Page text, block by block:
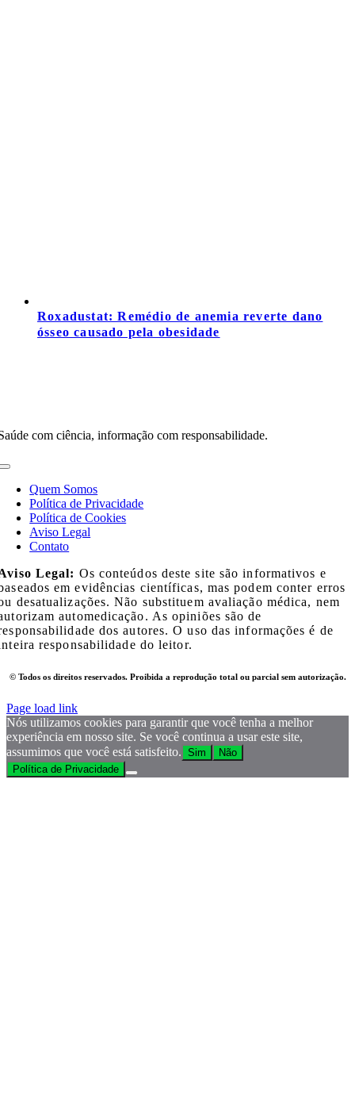
Roxadustat: Remédio de anemia reverte dano
ósseo causado pela obesidade
com ciência, informação com responsabilidade.
Toggle
NavigationQuem Somos
Política de Privacidade
Política de Cookies
Aviso Legal
Contato
Legal: Os conteúdos deste site são informativos e
em evidências científicas, mas podem conter erros
desatualizações. Não substituem avaliação médica, nem
automedicação. As opiniões são de
dos autores. O uso das informações é de
responsabilidade do leitor.
© Todos os direitos reservados. Proibida a reprodução total ou parcial sem autorização.
Page load link
Nós utilizamos cookies para garantir que você tenha a melhor
experiência em nosso site. Se você continua a usar este site,
assumimos que você está satisfeito. Sim
Não
Política de Privacidade